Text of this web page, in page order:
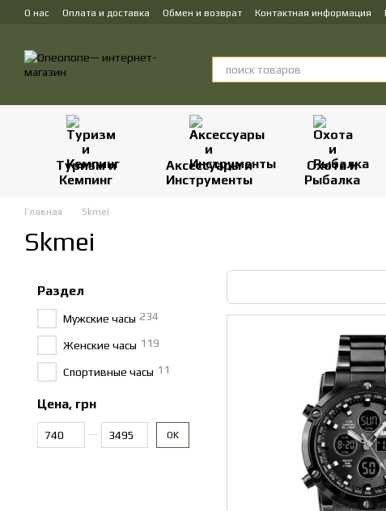
Перейти к основному контенту
О нас Оплата и доставка Обмен и возврат Контактная информация
Туризм и
Кемпинг
Аксессуары и
Инструменты
Охота и
Рыбалка
Главная Skmei
Skmei
Раздел
Мужские часы 234
Женские часы 119
Спортивные часы 11
Цена, грн
OK